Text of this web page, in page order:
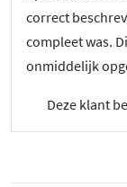
correct
compleet was.
onmiddelijk
Deze klant